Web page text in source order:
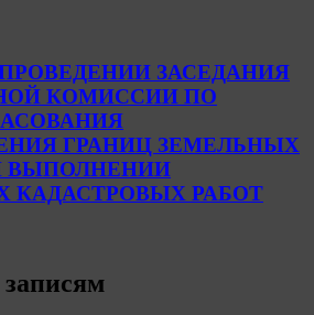
ЗАСЕДАНИЯ
КОМИССИИ ПО
ГРАНИЦ ЗЕМЕЛЬНЫХ
ВЫПОЛНЕНИИ
РАБОТ